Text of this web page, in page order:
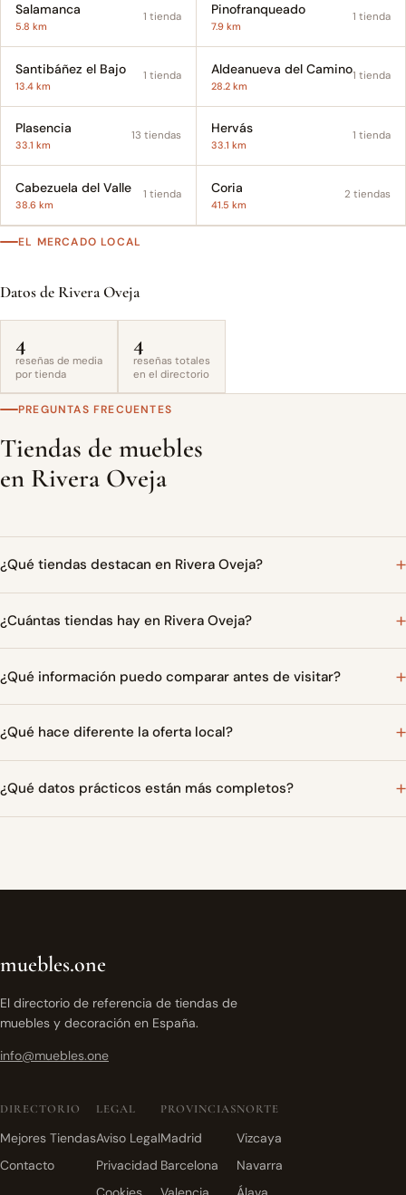
Salamanca
5.8 km
1 tienda Pinofranqueado
7.9 km
1 tienda
Santibáñez el Bajo
13.4 km
1 tienda Aldeanueva del Camino
28.2 km
1 tienda
Plasencia
33.1 km
13 tiendas Hervás
33.1 km
1 tienda
Cabezuela del Valle
38.6 km
1 tienda Coria
41.5 km
2 tiendas
EL MERCADO LOCAL
Datos de Rivera Oveja
4
reseñas de media
por tienda
4
reseñas totales
en el directorio
PREGUNTAS FRECUENTES
Tiendas de muebles
en Rivera Oveja
¿Qué tiendas destacan en Rivera Oveja?
¿Cuántas tiendas hay en Rivera Oveja?
¿Qué información puedo comparar antes de visitar?
¿Qué hace diferente la oferta local?
¿Qué datos prácticos están más completos?
muebles.one
El directorio de referencia de tiendas de
muebles y decoración en España.
info@muebles.one
DIRECTORIO
Mejores Tiendas
Contacto
LEGAL
Aviso Legal
Privacidad
PROVINCIAS
Madrid
Barcelona
NORTE
Vizcaya
Navarra